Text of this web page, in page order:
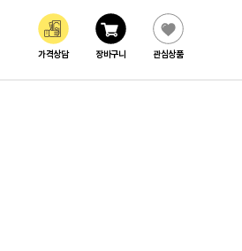
가격상담 장바구니 관심상품